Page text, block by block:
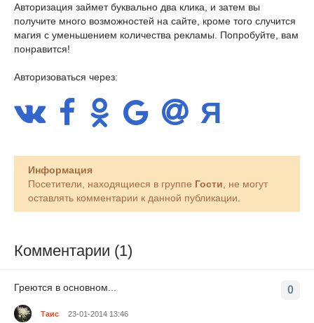
Авторизация займет буквально два клика, и затем вы
получите много возможностей на сайте, кроме того случится
магия с уменьшением количества рекламы. Попробуйте, вам
понравится!
Авторизоваться через:
Информация
Посетители, находящиеся в группе Гости , не могут
оставлять комментарии к данной публикации.
Комментарии (1)
0
Греются в основном...
Таис 23-01-2014 13:46